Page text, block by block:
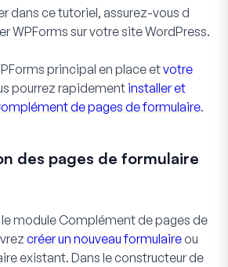
dans ce tutoriel, assurez-vous d
WPForms sur votre site WordPress.
principal en place etvotre
pourrez rapidement installer et
de pages de formulaire.
des pages de formulaire
module Complément de pages de
créer un nouveau formulaireou
existant. Dans le constructeur de